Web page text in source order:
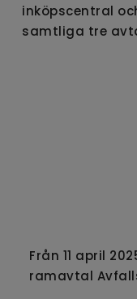
inköpscentral
samtliga tre
Från 11 april
ramavtal